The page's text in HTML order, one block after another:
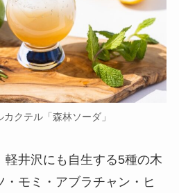
カクテル「森林ソーダ」
軽井沢にも自生する5種の木
・モミ・アブラチャン・ヒ